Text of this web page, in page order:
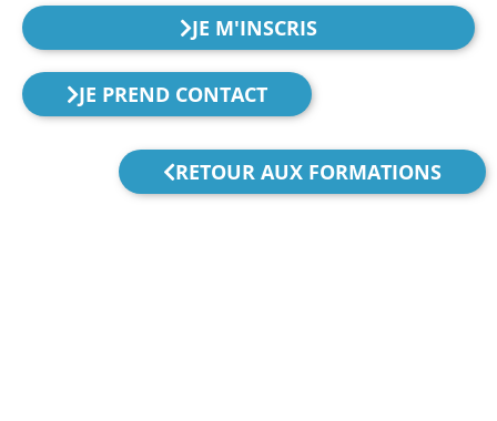
JE M'INSCRIS
JE PREND CONTACT
RETOUR AUX FORMATIONS